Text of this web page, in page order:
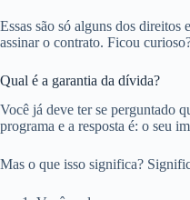
Essas são só alguns dos direitos
assinar o contrato. Ficou
Qual é a garantia da dívida?
Você já deve ter se perguntado
programa e a resposta é: o seu
Mas o que isso significa?